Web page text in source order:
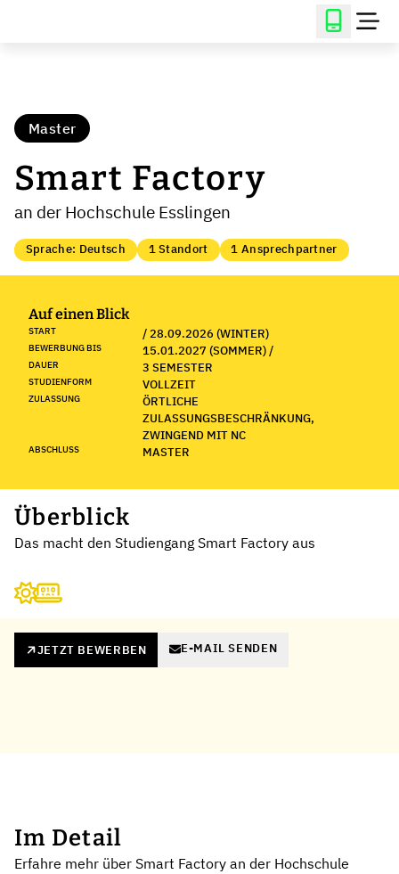
Master
Smart Factory
an der Hochschule Esslingen
Sprache: Deutsch 1 Standort 1 Ansprechpartner
Auf einen Blick
START / 28.09.2026 (WINTER)
BEWERBUNG BIS 15.01.2027 (SOMMER) /
DAUER 3 SEMESTER
STUDIENFORM VOLLZEIT
ZULASSUNG
ÖRTLICHE
ZULASSUNGSBESCHRÄNKUNG,
ZWINGEND MIT NC
ABSCHLUSS MASTER
Überblick
Das macht den Studiengang Smart Factory aus
JETZT BEWERBEN E-MAIL SENDEN
Im Detail
Erfahre mehr über Smart Factory an der Hochschule